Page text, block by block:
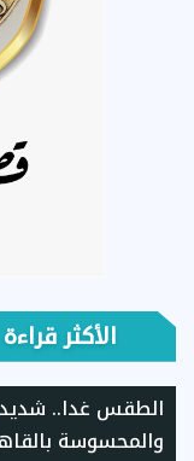
الأكثر قراءة
الطقس غدا.. شديد
والمحسوسة بالقاهرة 38